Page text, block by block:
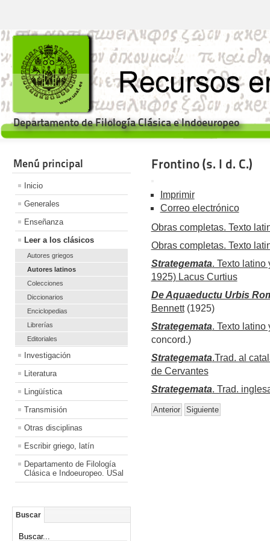
Departamento de Filología Clásica e Indoeuropeo
Menú principal
Inicio
Generales
Enseñanza
Leer a los clásicos
Autores griegos
Autores latinos
Colecciones
Diccionarios
Enciclopedias
Librerías
Editoriales
Investigación
Literatura
Lingüística
Transmisión
Otras disciplinas
Escribir griego, latín
Departamento de Filología
Clásica e Indoeuropeo. USal
Buscar
Buscar...
Frontino (s. I d. C.)
Imprimir
Correo electrónico
Obras completas. Texto
Obras completas. Texto
Strategemata. Texto latino
1925) Lacus Curtius
De Aquaeductu Urbis
Bennett(1925)
Strategemata. Texto latino
concord.)
Strategemata.Trad. al
de Cervantes
Strategemata. Trad.
Anterior Siguiente